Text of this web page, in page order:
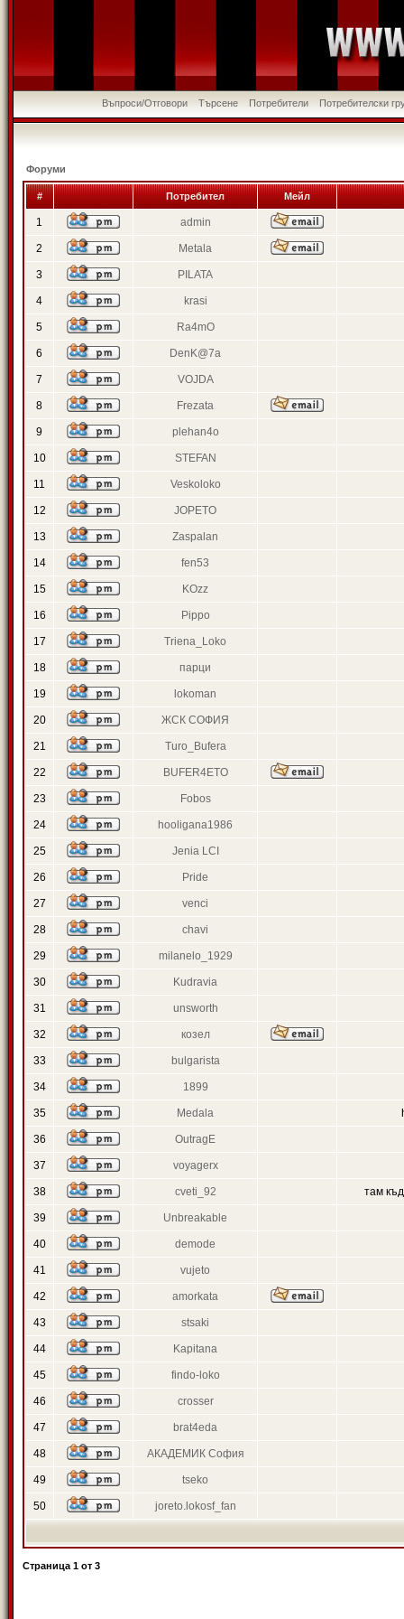
Въпроси/Отговори Търсене Потребители Потребителски
Форуми
# Потребител Мейл
1 admin
2 Metala
3 PILATA
4 krasi
5 Ra4mO
6 DenK@7a
7 VOJDA
8 Frezata
9 plehan4o
10 STEFAN
11 Veskoloko
12 JOPETO
13 Zaspalan
14 fen53
15 KOzz
16 Pippo
17 Triena_Loko
18 парци
19 lokoman
20 ЖСК СОФИЯ
21 Turo_Bufera
22 BUFER4ETO
23 Fobos
24 hooligana1986
25 Jenia LCI
26 Pride
27 venci
28 chavi
29 milanelo_1929
30 Kudravia
31 unsworth
32 козел
33 bulgarista
34 1899
35 Medala
36 OutragE
37 voyagerx
38 cveti_92 там
39 Unbreakable
40 demode
41 vujeto
42 amorkata
43 stsaki
44 Kapitana
45 findo-loko
46 crosser
47 brat4eda
48 АКАДЕМИК София
49 tseko
50 joreto.lokosf_fan
Страница 1 от 3